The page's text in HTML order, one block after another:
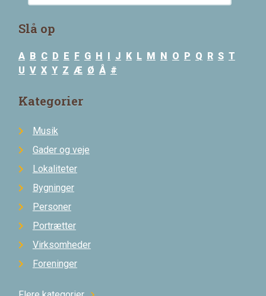
Slå op
A B C D E F G H I J K L M N O P Q R S T
U V X Y Z Æ Ø Å #
Kategorier
Musik
Gader og veje
Lokaliteter
Bygninger
Personer
Portrætter
Virksomheder
Foreninger